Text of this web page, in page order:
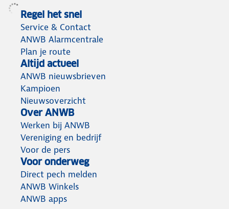
Regel het snel
Service & Contact
ANWB Alarmcentrale
Plan je route
Altijd actueel
ANWB nieuwsbrieven
Kampioen
Nieuwsoverzicht
Over ANWB
Werken bij ANWB
Vereniging en bedrijf
Voor de pers
Voor onderweg
Direct pech melden
ANWB Winkels
ANWB apps